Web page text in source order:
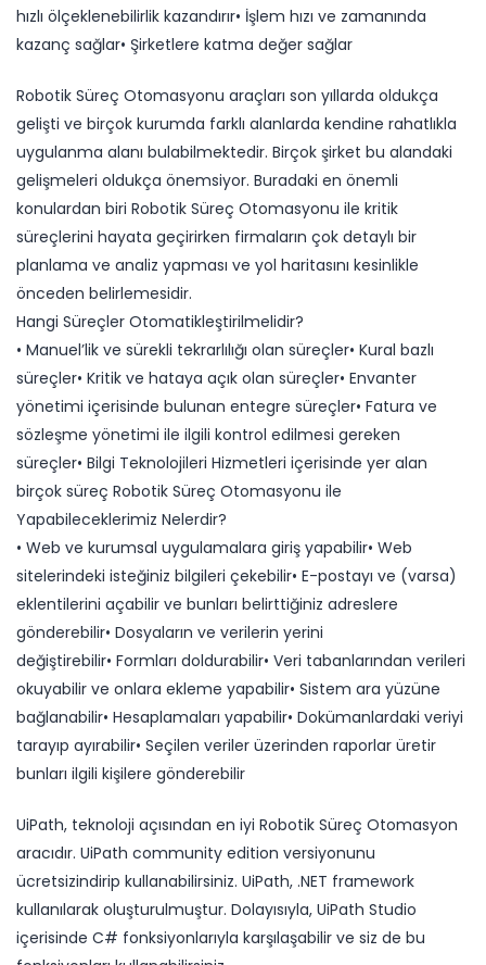
hızlı ölçeklenebilirlik kazandırır• İşlem hızı ve zamanında
kazanç sağlar• Şirketlere katma değer sağlar
Robotik Süreç Otomasyonu araçları son yıllarda oldukça
gelişti ve birçok kurumda farklı alanlarda kendine rahatlıkla
uygulanma alanı bulabilmektedir. Birçok şirket bu alandaki
gelişmeleri oldukça önemsiyor. Buradaki en önemli
konulardan biri Robotik Süreç Otomasyonu ile kritik
süreçlerini hayata geçirirken firmaların çok detaylı bir
planlama ve analiz yapması ve yol haritasını kesinlikle
önceden belirlemesidir.
Hangi Süreçler Otomatikleştirilmelidir?
• Manuel’lik ve sürekli tekrarlılığı olan süreçler• Kural bazlı
süreçler• Kritik ve hataya açık olan süreçler• Envanter
yönetimi içerisinde bulunan entegre süreçler• Fatura ve
sözleşme yönetimi ile ilgili kontrol edilmesi gereken
süreçler• Bilgi Teknolojileri Hizmetleri içerisinde yer alan
birçok süreç Robotik Süreç Otomasyonu ile
Yapabileceklerimiz Nelerdir?
• Web ve kurumsal uygulamalara giriş yapabilir• Web
sitelerindeki isteğiniz bilgileri çekebilir• E-postayı ve (varsa)
eklentilerini açabilir ve bunları belirttiğiniz adreslere
gönderebilir• Dosyaların ve verilerin yerini
değiştirebilir• Formları doldurabilir• Veri tabanlarından verileri
okuyabilir ve onlara ekleme yapabilir• Sistem ara yüzüne
bağlanabilir• Hesaplamaları yapabilir• Dokümanlardaki veriyi
tarayıp ayırabilir• Seçilen veriler üzerinden raporlar üretir
bunları ilgili kişilere gönderebilir
UiPath, teknoloji açısından en iyi Robotik Süreç Otomasyon
aracıdır. UiPath community edition versiyonunu
ücretsizindirip​ kullanabilirsiniz. UiPath, .NET framework
kullanılarak oluşturulmuştur. Dolayısıyla, UiPath Studio
içerisinde C# fonksiyonlarıyla karşılaşabilir ve siz de bu